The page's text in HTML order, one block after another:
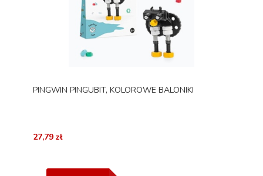
PINGWIN PINGUBIT, KOLOROWE BALONIKI
27,79 zł